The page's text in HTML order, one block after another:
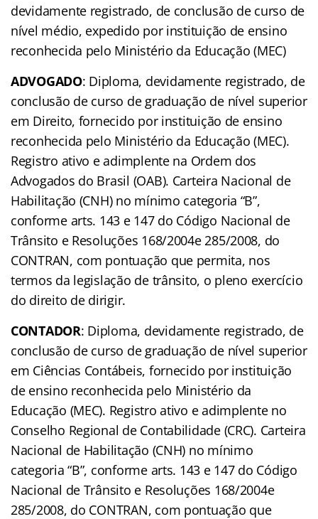
devidamente registrado, de conclusão de curso de
nível médio, expedido por instituição de ensino
reconhecida pelo Ministério da Educação (MEC)
ADVOGADO: Diploma, devidamente registrado, de
conclusão de curso de graduação de nível superior
em Direito, fornecido por instituição de ensino
reconhecida pelo Ministério da Educação (MEC).
Registro ativo e adimplente na Ordem dos
Advogados do Brasil (OAB). Carteira Nacional de
Habilitação (CNH) no mínimo categoria “B”,
conforme arts. 143 e 147 do Código Nacional de
Trânsito e Resoluções 168/2004e 285/2008, do
CONTRAN, com pontuação que permita, nos
termos da legislação de trânsito, o pleno exercício
do direito de dirigir.
CONTADOR: Diploma, devidamente registrado, de
conclusão de curso de graduação de nível superior
em Ciências Contábeis, fornecido por instituição
de ensino reconhecida pelo Ministério da
Educação (MEC). Registro ativo e adimplente no
Conselho Regional de Contabilidade (CRC). Carteira
Nacional de Habilitação (CNH) no mínimo
categoria “B”, conforme arts. 143 e 147 do Código
Nacional de Trânsito e Resoluções 168/2004e
285/2008, do CONTRAN, com pontuação que